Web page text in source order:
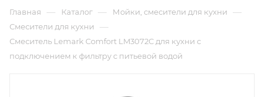
Главная — Каталог — Мойки, смесители для кухни —
Смесители для кухни —
Смеситель Lemark Comfort LM3072C для кухни с
подключением к фильтру с питьевой водой